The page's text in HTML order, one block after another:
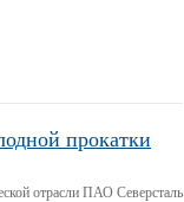
прокатки
отрасли ПАО Северсталь